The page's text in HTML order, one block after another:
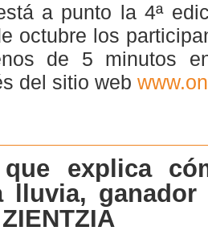
a punto la 4ª
octubre los
de 5 minutos
del sitio web
explica
lluvia,